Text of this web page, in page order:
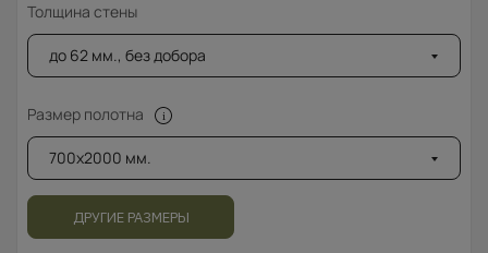
Толщина стены
до 62 мм., без добора
Размер полотна
700x2000 мм.
ДРУГИЕ РАЗМЕРЫ